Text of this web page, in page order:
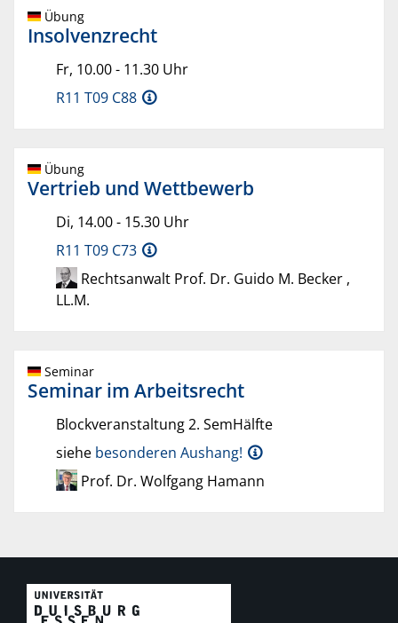
Übung
Insolvenzrecht
Fr, 10.00 - 11.30 Uhr
R11 T09 C88
Übung
Vertrieb und Wettbewerb
Di, 14.00 - 15.30 Uhr
R11 T09 C73
Rechtsanwalt Prof. Dr. Guido M. Becker ,
LL.M.
Seminar
Seminar im Arbeitsrecht
Blockveranstaltung 2. SemHälfte
siehe besonderen Aushang!
Prof. Dr. Wolfgang Hamann